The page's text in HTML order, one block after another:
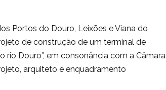
Portos do Douro, Leixões e Viana do
de construção de um terminal de
Douro”, em consonância com a Câmara
arquiteto e enquadramento